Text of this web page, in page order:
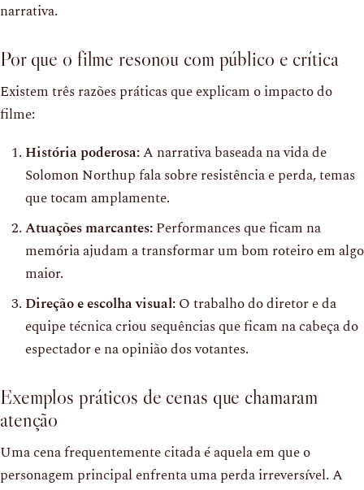
narrativa.
Por que o filme resonou com público e crítica
Existem três razões práticas que explicam o impacto do
filme:
História poderosa:A narrativa baseada na vida de
Solomon Northup fala sobre resistência e perda, temas
que tocam amplamente.
Atuações marcantes:Performances que ficam na
memória ajudam a transformar um bom roteiro em algo
maior.
Direção e escolha visual:O trabalho do diretor e da
equipe técnica criou sequências que ficam na cabeça do
espectador e na opinião dos votantes.
Exemplos práticos de cenas que chamaram
atenção
Uma cena frequentemente citada é aquela em que o
personagem principal enfrenta uma perda irreversível. A